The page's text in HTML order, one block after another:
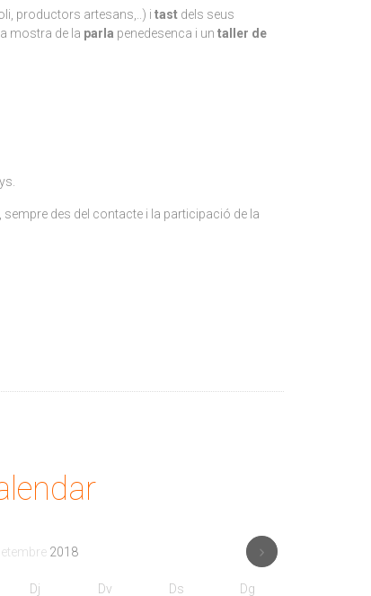
productors artesans,..) i tast dels seus
mostra de la parla penedesenca i un taller de
des del contacte i la participació de la
2018
Dj Dv Ds Dg